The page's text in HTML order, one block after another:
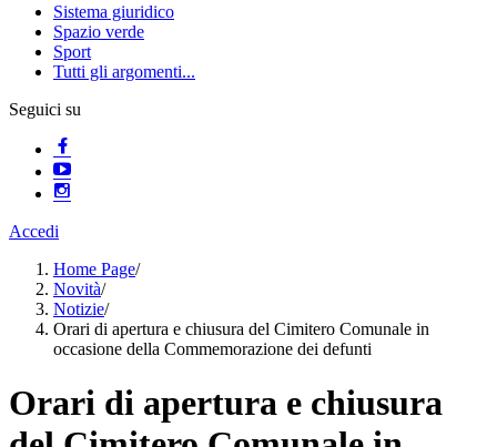
Sistema giuridico
Spazio verde
Sport
Tutti gli argomenti...
Seguici su
Accedi
Home Page/
Novità/
Notizie/
Orari di apertura e chiusura del Cimitero Comunale in
occasione della Commemorazione dei defunti
Orari di apertura e chiusura